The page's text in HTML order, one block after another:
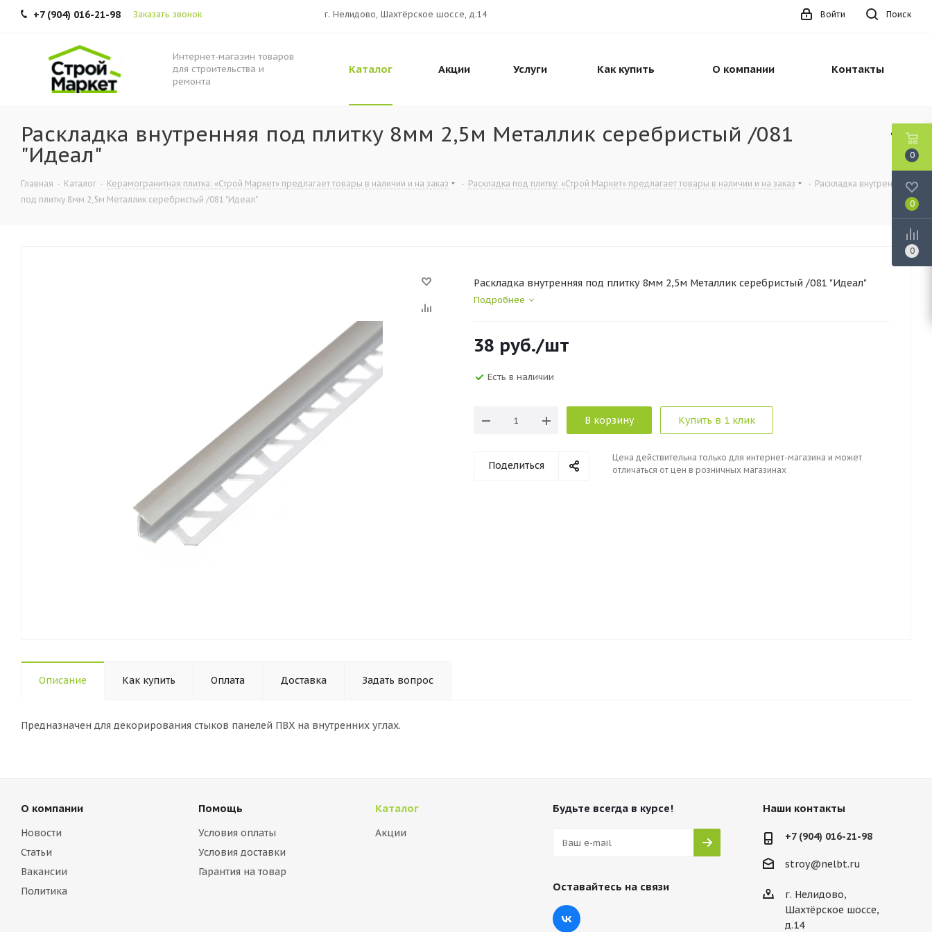
+7 (904) 016-21-98 Заказать звонок г. Нелидово, Шахтёрское шоссе, д.14 Поиск
Войти
Интернет-магазин товаров
для строительства и
ремонта
Каталог Акции Услуги Как купить О компании Контакты
Раскладка внутренняя под плитку 8мм 2,5м Металлик серебристый /081
"Идеал"
Главная - Каталог - Керамогранитная плитка: «Строй Маркет» предлагает товары в наличии и на заказ - Раскладка под плитку: «Строй Маркет» предлагает товары в наличии и на заказ - Раскладка внутренняя
под плитку 8мм 2,5м Металлик серебристый /081 "Идеал"
Раскладка внутренняя под плитку 8мм 2,5м Металлик серебристый /081 "Идеал"
Подробнее
38 руб./шт
Есть в наличии
В корзину Купить в 1 клик
Поделиться
Цена действительна только для интернет-магазина и может
отличаться от цен в розничных магазинах
Описание Как купить Оплата Доставка Задать вопрос
Предназначен для декорирования стыков панелей ПВХ на внутренних углах.
О компании
Новости
Статьи
Вакансии
Политика
Помощь
Условия оплаты
Условия доставки
Гарантия на товар
Каталог
Акции
Будьте всегда в курсе!
Оставайтесь на связи
Наши контакты
+7 (904) 016-21-98
stroy@nelbt.ru
г. Нелидово,
Шахтёрское шоссе,
д.14
0
0
0